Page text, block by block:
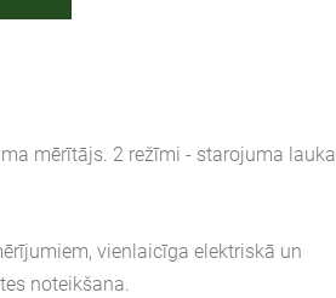
mērītājs. 2 režīmi - starojuma lauka
vienlaicīga elektriskā un
noteikšana.